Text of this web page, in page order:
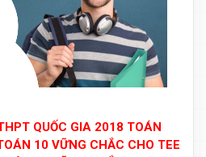
QUỐC GIA 2018 TOÁN
10 VỮNG CHẮC CHO TEEN